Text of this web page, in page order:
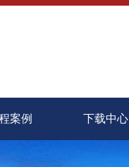
案例 下载中心